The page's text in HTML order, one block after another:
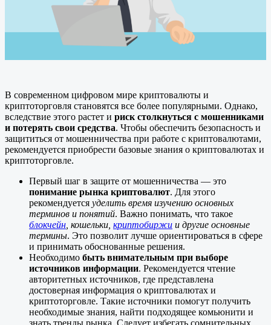
В современном цифровом мире криптовалюты и
криптоторговля становятся все более популярными. Однако,
вследствие этого растет и риск столкнуться с мошенниками
и потерять свои средства. Чтобы обеспечить безопасность и
защититься от мошенничества при работе с криптовалютами,
рекомендуется приобрести базовые знания о криптовалютах и
криптоторговле.
Первый шаг в защите от мошенничества — это
понимание рынка криптовалют. Для этого
рекомендуется уделить время изучению основных
терминов и понятий. Важно понимать, что такое
блокчейн , кошельки, криптобиржи и другие основные
термины. Это позволит лучше ориентироваться в сфере
и принимать обоснованные решения.
Необходимо быть внимательным при выборе
источников информации. Рекомендуется чтение
авторитетных источников, где представлена
достоверная информация о криптовалютах и
криптоторговле. Такие источники помогут получить
необходимые знания, найти подходящее комьюнити и